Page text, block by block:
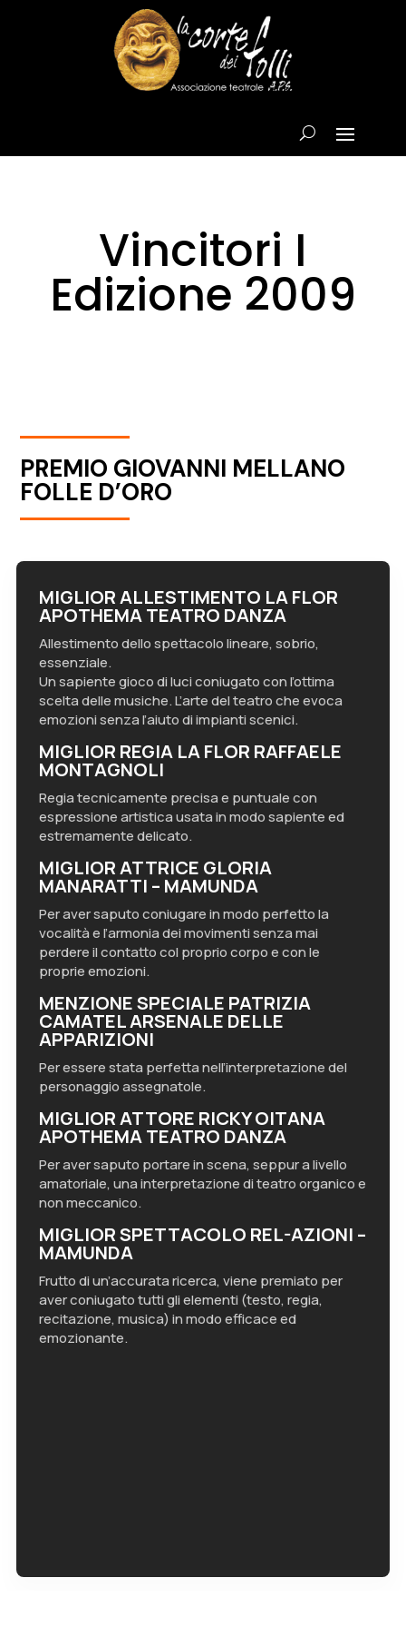
Vincitori I
Edizione 2009
PREMIO GIOVANNI MELLANO
FOLLE D’ORO
MIGLIOR ALLESTIMENTO LA FLOR
APOTHEMA TEATRO DANZA
Allestimento dello spettacolo lineare, sobrio,
essenziale.
Un sapiente gioco di luci coniugato con l’ottima
scelta delle musiche. L’arte del teatro che evoca
emozioni senza l’aiuto di impianti scenici.
MIGLIOR REGIA LA FLOR RAFFAELE
MONTAGNOLI
Regia tecnicamente precisa e puntuale con
espressione artistica usata in modo sapiente ed
estremamente delicato.
MIGLIOR ATTRICE GLORIA
MANARATTI – MAMUNDA
Per aver saputo coniugare in modo perfetto la
vocalità e l’armonia dei movimenti senza mai
perdere il contatto col proprio corpo e con le
proprie emozioni.
MENZIONE SPECIALE PATRIZIA
CAMATEL ARSENALE DELLE
APPARIZIONI
Per essere stata perfetta nell’interpretazione del
personaggio assegnatole.
MIGLIOR ATTORE RICKY OITANA
APOTHEMA TEATRO DANZA
Per aver saputo portare in scena, seppur a livello
amatoriale, una interpretazione di teatro organico e
non meccanico.
MIGLIOR SPETTACOLO REL-AZIONI –
MAMUNDA
Frutto di un’accurata ricerca, viene premiato per
aver coniugato tutti gli elementi (testo, regia,
recitazione, musica) in modo efficace ed
emozionante.